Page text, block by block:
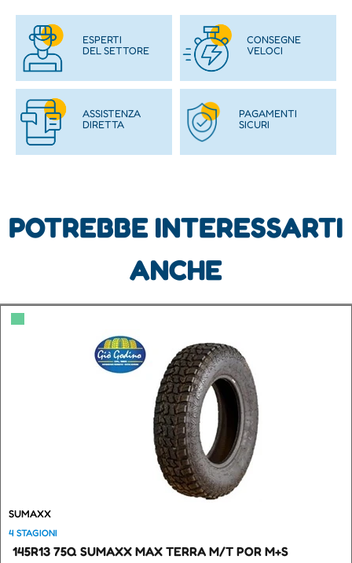
ESPERTI
DEL SETTORE
CONSEGNE
VELOCI
ASSISTENZA
DIRETTA
PAGAMENTI
SICURI
POTREBBE INTERESSARTI
ANCHE
▀
SUMAXX
4 STAGIONI
145R13 75Q SUMAXX MAX TERRA M/T POR M+S